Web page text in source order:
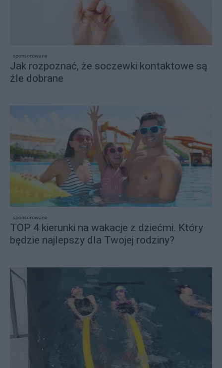
sponsorowane
Jak rozpoznać, że soczewki kontaktowe są
źle dobrane
sponsorowane
TOP 4 kierunki na wakacje z dziećmi. Który
będzie najlepszy dla Twojej rodziny?